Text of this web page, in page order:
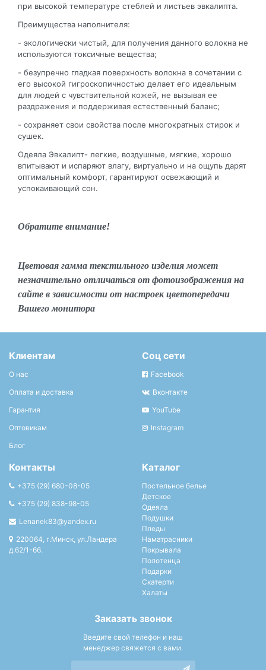
при высокой температуре стеблей и листьев эвкалипта.
Преимущества наполнителя:
- экологически чистый, для получения данного волокна не
используются токсичные вещества;
- безупречно гладкая поверхность волокна в сочетании с
его высокой гигроскопичностью делает его идеальным
для людей с чувствительной кожей, не вызывая ее
раздражения и поддерживая естественный баланс;
- сохраняет свои свойства после многократных стирок и
сушек.
Одеяла Эвкалипт- легкие, воздушные, мягкие, хорошо
впитывают и испаряют влагу, виртуально и на ощупь дарят
оптимальный комфорт, гарантируют освежающий и
успокаивающий сон.
Обратите внимание!
Цветовая гамма текстильного изделия может
незначительно отличаться от фотоизображения на
сайте в зависимости от настроек цветопередачи
Вашего монитора
Клиентам
О нас
Оплата и доставка
Гарантия
Оптовикам
Блог
Соц сети
Facebook
Вконтакте
YouTube
Instagram
Контакты
+375 (29) 680-08-05
+375 (29) 838-98-05
Lenanek83@yandex.ru
220064, г.Минск, ул.Ландера
д.62/1-66.
Каталог
Постельное белье
Детское
Одеяла
Подушки
Пледы
Наматрасники
Покрывала
Полотенца
Подарки
Скатерти
Халаты
Заказать звонок
Введите свой телефон и наш
менеджер свяжется с вами.